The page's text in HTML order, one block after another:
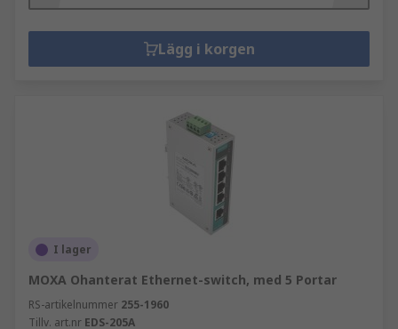
Lägg i korgen
I lager
MOXA Ohanterat Ethernet-switch, med 5 Portar
RS-artikelnummer 255-1960
Tillv. art.nr EDS-205A